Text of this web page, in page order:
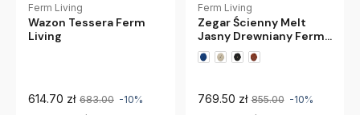
Ferm Living
Wazon Tessera Ferm
Living
614.70 zł 683.00 -10%
Ferm Living
Zegar Ścienny Melt
Jasny Drewniany Ferm
Living
769.50 zł 855.00 -10%